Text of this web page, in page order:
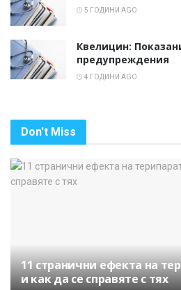
5 ГОДИНИ AGO
Квелицин:
предупреждения
4 ГОДИНИ AGO
Don't Miss
11 странични ефекта на
и как да се справяте с тях